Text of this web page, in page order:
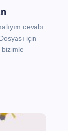
cevabı
için
bizimle